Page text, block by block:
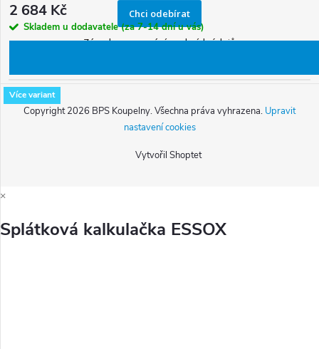
2 684 Kč
Skladem u dodavatele (za 7-14 dní u vás)
Více variant
Chci odebírat
Zásady zpracování osobních údajů
Vytvořil Shoptet
Copyright 2026 BPS Koupelny. Všechna práva vyhrazena. Upravit
nastavení cookies
×
Splátková kalkulačka ESSOX